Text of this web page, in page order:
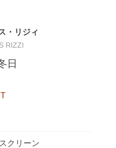
・リジィ
RIZZI
日
クリーン